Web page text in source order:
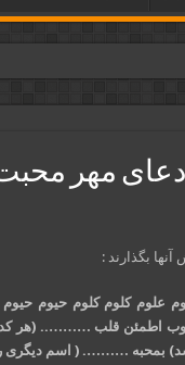
مهر
بگذارند :
کلوم کلوم حیوم حیوم
اطمئن قلب ……….. (هر
بمحبه ………. ( اسم